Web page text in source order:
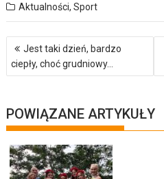
Aktualności,Sport
Nawigacja
wpisu
Jest taki dzień, bardzo
ciepły, choć grudniowy…
POWIĄZANE ARTYKUŁY